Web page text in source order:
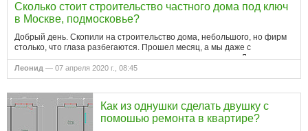
Сколько стоит строительство частного дома под ключ
в Москве, подмосковье?
Добрый день. Скопили на строительство дома, небольшого, но фирм
столько, что глаза разбегаются. Прошел месяц, а мы даже с
материалом для строительства не можем определиться. Люди, кто
строил, подскажите. Сколько вам встал фундамент и какие
подводные…
Леонид — 07 апреля 2020 г., 08:45
Как из однушки сделать двушку с
помошью ремонта в квартире?